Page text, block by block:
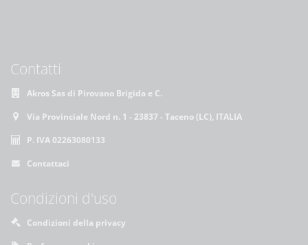
Contatti
Akros Sas di Pirovano Brigida e C.
Via Provinciale Nord n. 1 - 23837 - Taceno (LC), ITALIA
P. IVA 02263080133
Contattaci
Condizioni d'uso
Condizioni della privacy